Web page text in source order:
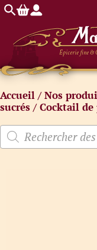
Épicerie fine &
Accueil /Nos
sucrés / Cocktail de